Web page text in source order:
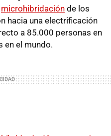
microhibridación de los
hacia una electrificación
a 85.000 personas en
en el mundo.